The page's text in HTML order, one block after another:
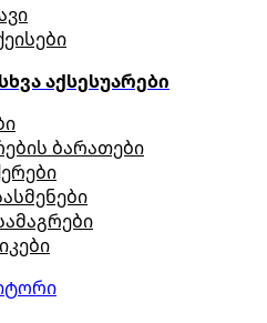
აქსესუარები
ბარათები